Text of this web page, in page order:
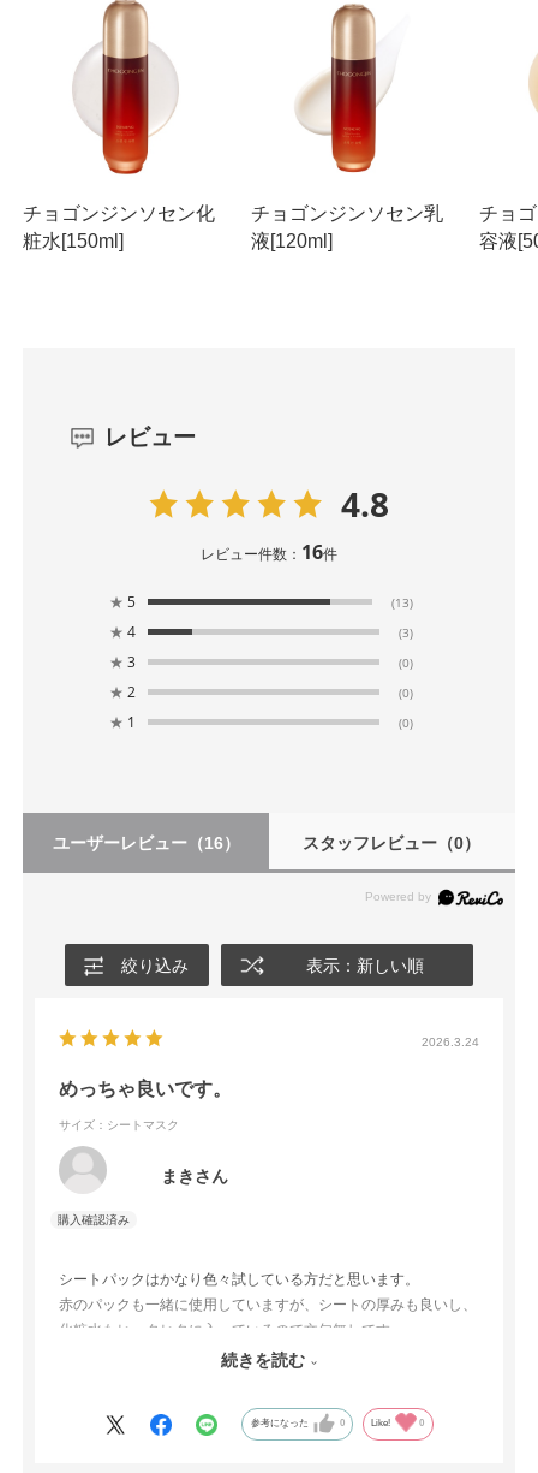
チョゴンジンソセン化
粧水[150ml]
チョゴンジンソセン乳
液[120ml]
チョ
容液
レビュー
4.8
レビュー件数： 16件
★ 5 (13)
★ 4 (3)
★ 3 (0)
★ 2 (0)
★ 1 (0)
ユーザーレビュー（16） スタッフレビュー （0）
絞り込み 表示：新しい順
2026.3.24
めっちゃ良いです。
サイズ：シートマスク
まきさん
シートパックはかなり色々試している方だと思います。
赤のパックも一緒に使用していますが、シートの厚みも良いし、
化粧水もヒッタヒタに入っているので文句無しです。
赤のパックは定期購入していますが、こちらもぜひやって欲しい
続きを読む
参考になった 0 Like! 0